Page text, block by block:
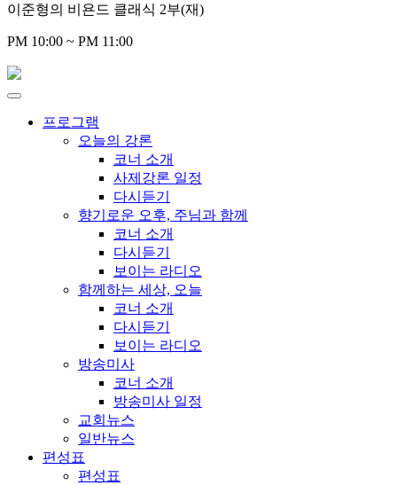
이준형의 비욘드 클래식 2부(재)
PM 10:00 ~ PM 11:00
프로그램
오늘의 강론
코너 소개
사제강론 일정
다시듣기
향기로운 오후, 주님과 함께
코너 소개
다시듣기
보이는 라디오
함께하는 세상, 오늘
코너 소개
다시듣기
보이는 라디오
방송미사
코너 소개
방송미사 일정
교회뉴스
일반뉴스
편성표
편성표